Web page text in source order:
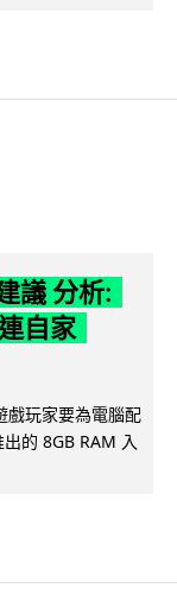
議 分析:
自家
玩家要為電腦配
的 8GB RAM 入